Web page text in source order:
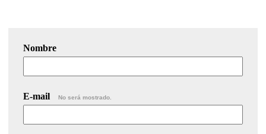
Nombre
E-mail No será mostrado.